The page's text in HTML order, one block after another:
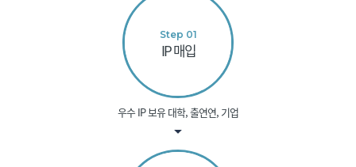
Step 01
IP 매입
우수 IP 보유 대학, 출연연, 기업